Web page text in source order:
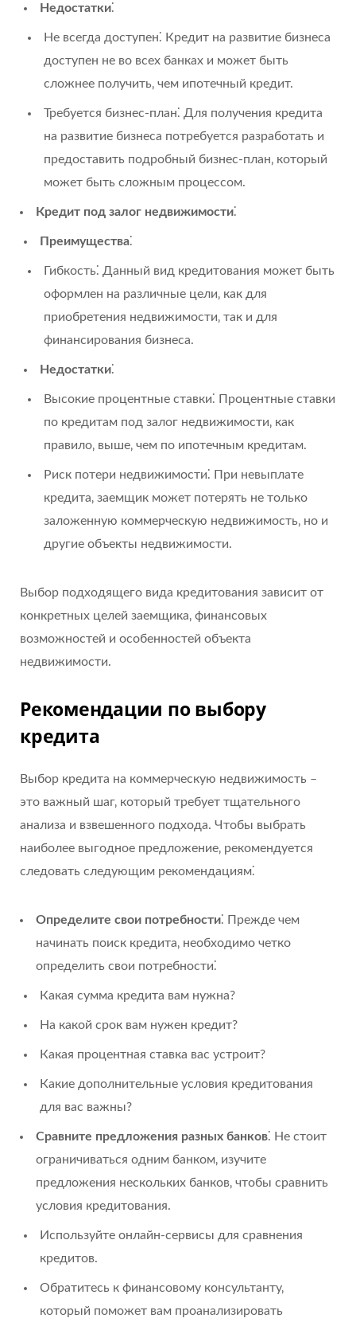
Недостатки⁚
Не всегда доступен⁚ Кредит на развитие бизнеса
доступен не во всех банках и может быть
сложнее получить‚ чем ипотечный кредит.
Требуется бизнес-план⁚ Для получения кредита
на развитие бизнеса потребуется разработать и
предоставить подробный бизнес-план‚ который
может быть сложным процессом.
Кредит под залог недвижимости⁚
Преимущества⁚
Гибкость⁚ Данный вид кредитования может быть
оформлен на различные цели‚ как для
приобретения недвижимости‚ так и для
финансирования бизнеса.
Недостатки⁚
Высокие процентные ставки⁚ Процентные ставки
по кредитам под залог недвижимости‚ как
правило‚ выше‚ чем по ипотечным кредитам.
Риск потери недвижимости⁚ При невыплате
кредита‚ заемщик может потерять не только
заложенную коммерческую недвижимость‚ но и
другие объекты недвижимости.
Выбор подходящего вида кредитования зависит от
конкретных целей заемщика‚ финансовых
возможностей и особенностей объекта
недвижимости.
Рекомендации по выбору
кредита
Выбор кредита на коммерческую недвижимость –
это важный шаг‚ который требует тщательного
анализа и взвешенного подхода. Чтобы выбрать
наиболее выгодное предложение‚ рекомендуется
следовать следующим рекомендациям⁚
Определите свои потребности⁚ Прежде чем
начинать поиск кредита‚ необходимо четко
определить свои потребности⁚
Какая сумма кредита вам нужна?
На какой срок вам нужен кредит?
Какая процентная ставка вас устроит?
Какие дополнительные условия кредитования
для вас важны?
Сравните предложения разных банков⁚ Не стоит
ограничиваться одним банком‚ изучите
предложения нескольких банков‚ чтобы сравнить
условия кредитования.
Используйте онлайн-сервисы для сравнения
кредитов.
Обратитесь к финансовому консультанту‚
который поможет вам проанализировать